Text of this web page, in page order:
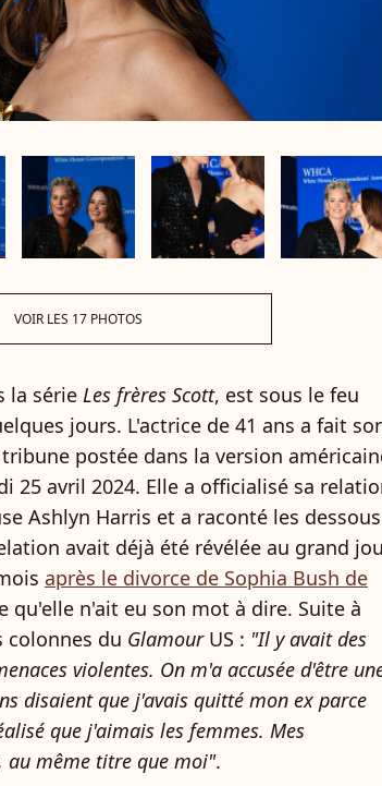
VOIR LES 17 PHOTOS
la série Les frères Scott, est sous le feu
jours. L'actrice de 41 ans a fait
postée dans la version
25 avril 2024. Elle a officialisé sa
Ashlyn Harris et a raconté les dessous
avait déjà été révélée au grand
après le divorce de Sophia Bush de
qu'elle n'ait eu son mot à dire. Suite à
colonnes du Glamour US : "Il y avait des
violentes. On m'a accusée d'être
disaient que j'avais quitté mon ex parce
que j'aimais les femmes. Mes
au même titre que moi".